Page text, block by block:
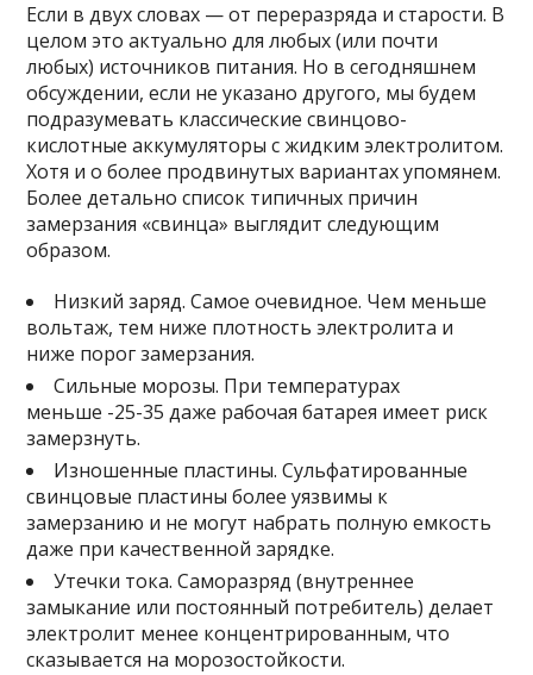
Если в двух словах — от переразряда и старости. В
целом это актуально для любых (или почти
любых) источников питания. Но в сегодняшнем
обсуждении, если не указано другого, мы будем
подразумевать классические свинцово-
кислотные аккумуляторы с жидким электролитом.
Хотя и о более продвинутых вариантах упомянем.
Более детально список типичных причин
замерзания «свинца» выглядит следующим
образом.
Низкий заряд. Самое очевидное. Чем меньше
вольтаж, тем ниже плотность электролита и
ниже порог замерзания.
Сильные морозы. При температурах
меньше -25-35 даже рабочая батарея имеет риск
замерзнуть.
Изношенные пластины. Сульфатированные
свинцовые пластины более уязвимы к
замерзанию и не могут набрать полную емкость
даже при качественной зарядке.
Утечки тока. Саморазряд (внутреннее
замыкание или постоянный потребитель) делает
электролит менее концентрированным, что
сказывается на морозостойкости.